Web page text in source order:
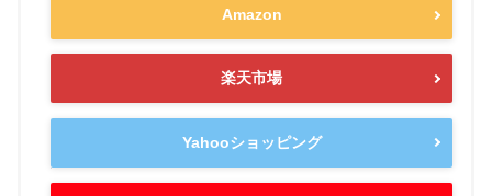
Amazon
楽天市場
Yahooショッピング